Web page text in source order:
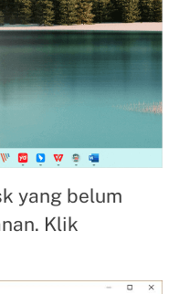
yang belum
Klik